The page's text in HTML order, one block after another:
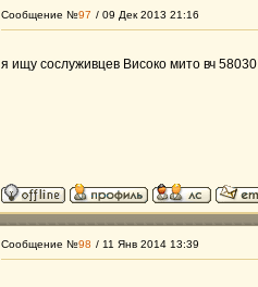
Сообщение №97 / 09 Дек 2013 21:16
я ищу сослуживцев Високо мито вч
Сообщение №98 / 11 Янв 2014 13:39